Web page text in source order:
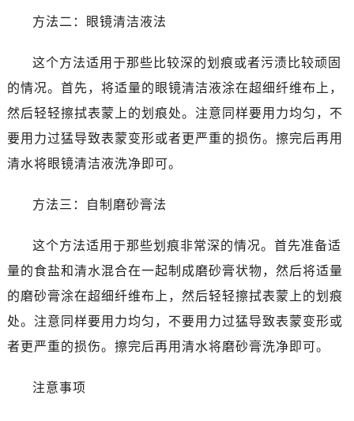
方法二：眼镜清洁液法
这个方法适用于那些比较深的划痕或者污渍比较顽固
的情况。首先，将适量的眼镜清洁液涂在超细纤维布上，
然后轻轻擦拭表蒙上的划痕处。注意同样要用力均匀，不
要用力过猛导致表蒙变形或者更严重的损伤。擦完后再用
清水将眼镜清洁液洗净即可。
方法三：自制磨砂膏法
这个方法适用于那些划痕非常深的情况。首先准备适
量的食盐和清水混合在一起制成磨砂膏状物，然后将适量
的磨砂膏涂在超细纤维布上，然后轻轻擦拭表蒙上的划痕
处。注意同样要用力均匀，不要用力过猛导致表蒙变形或
者更严重的损伤。擦完后再用清水将磨砂膏洗净即可。
注意事项